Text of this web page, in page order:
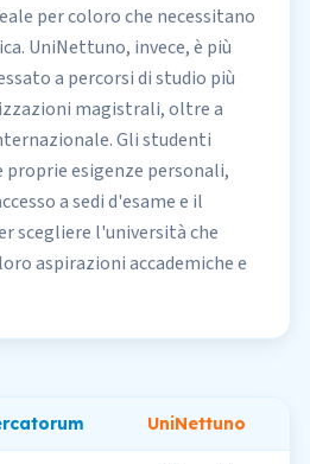
per coloro che necessitano
UniNettuno, invece, è più
a percorsi di studio più
magistrali, oltre a
Gli studenti
proprie esigenze personali,
a sedi d'esame e il
scegliere l'università che
aspirazioni accademiche e
UniNettuno